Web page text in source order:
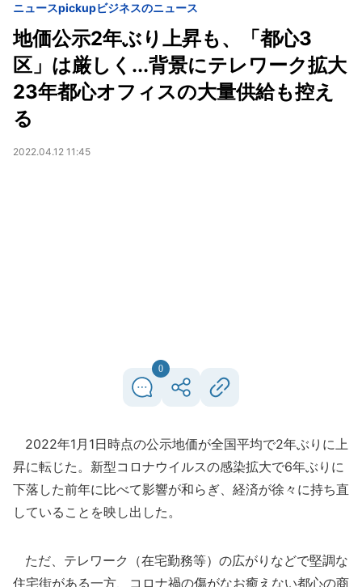
ニュースpickupビジネスのニュース
地価公示2年ぶり上昇も、「都心3
区」は厳しく...背景にテレワーク拡大
23年都心オフィスの大量供給も控え
る
2022.04.12 11:45
0
2022年1月1日時点の公示地価が全国平均で2年ぶりに上
昇に転じた。新型コロナウイルスの感染拡大で6年ぶりに
下落した前年に比べて影響が和らぎ、経済が徐々に持ち直
していることを映し出した。
ただ、テレワーク（在宅勤務等）の広がりなどで堅調な
住宅街がある一方、コロナ禍の傷がなお癒えない都心の商